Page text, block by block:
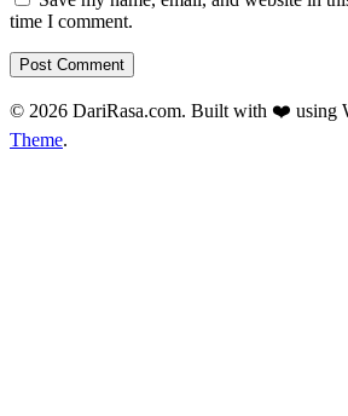
time I comment.
© 2026 DariRasa.com. Built with ❤️ using
Theme.